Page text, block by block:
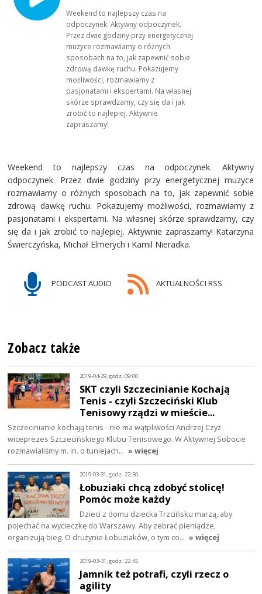
Weekend to najlepszy czas na
odpoczynek. Aktywny odpoczynek.
Przez dwie godziny przy energetycznej
muzyce rozmawiamy o różnych
sposobach na to, jak zapewnić sobie
zdrową dawkę ruchu. Pokazujemy
możliwości, rozmawiamy z
pasjonatami i ekspertami. Na własnej
skórze sprawdzamy, czy się da i jak
zrobić to najlepiej. Aktywnie
zapraszamy!
Weekend to najlepszy czas na odpoczynek. Aktywny
odpoczynek. Przez dwie godziny przy energetycznej muzyce
rozmawiamy o różnych sposobach na to, jak zapewnić sobie
zdrową dawkę ruchu. Pokazujemy możliwości, rozmawiamy z
pasjonatami i ekspertami. Na własnej skórze sprawdzamy, czy
się da i jak zrobić to najlepiej. Aktywnie zapraszamy! Katarzyna
Świerczyńska, Michał Elmerych i Kamil Nieradka.
PODCAST AUDIO AKTUALNOŚCI RSS
Zobacz także
2019-04-29, godz. 09:00
SKT czyli Szczecinianie Kochają
Tenis - czyli Szczeciński Klub
Tenisowy rządzi w mieście...
Szczecinianie kochają tenis - nie ma wątpliwości Andrzej Czyż
wiceprezes Szczecińskiego Klubu Tenisowego. W Aktywnej Sobocie
rozmawialiśmy m. in. o tuniejach… » więcej
2019-03-31, godz. 22:50
Łobuziaki chcą zdobyć stolicę!
Pomóc może każdy
Dzieci z domu dziecka Trzcińsku marzą, aby
pojechać na wycieczkę do Warszawy. Aby zebrać pieniądze,
organizują bieg. O drużynie Łobuziaków, o tym co… » więcej
2019-03-31, godz. 22:45
Jamnik też potrafi, czyli rzecz o
agility